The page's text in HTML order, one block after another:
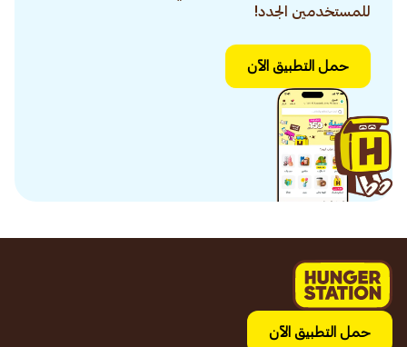
للمستخدمين الجدد!
حمل التطبيق الآن
حمل التطبيق الآن